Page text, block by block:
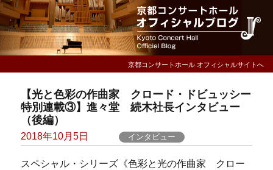
京都コンサートホール オフィシャルサイトへ
【光と色彩の作曲家 クロード・ドビュッシー
特別連載③】進々堂 続木社長インタビュー
（後編）
Posted
2018年10月5日 インタビュー
スペシャル・シリーズ《色彩と光の作曲家 クロー